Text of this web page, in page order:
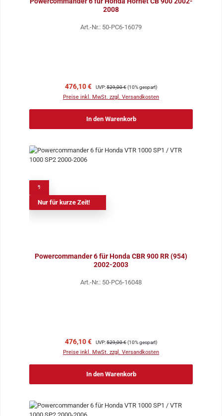
2008
Art.-Nr.: 50-PC6-16079
Verkaufspreis:
476,10 € Regulärer Preis:
UVP:529,00 €(10% gespart)
Preise inkl. MwSt. zzgl. Versandkosten
In den Warenkorb
Nur für kurze Zeit!
Powercommander 6 für Honda CBR 900 RR (954)
2002-2003
Art.-Nr.: 50-PC6-16048
Verkaufspreis:
476,10 € Regulärer Preis:
UVP:529,00 €(10% gespart)
Preise inkl. MwSt. zzgl. Versandkosten
In den Warenkorb